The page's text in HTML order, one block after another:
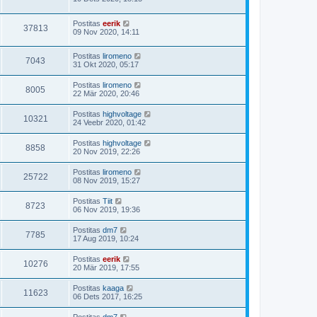
37813 Postitas eerik
09 Nov 2020, 14:11
7043 Postitas liromeno
31 Okt 2020, 05:17
8005 Postitas liromeno
22 Mär 2020, 20:46
10321 Postitas highvoltage
24 Veebr 2020, 01:42
8858 Postitas highvoltage
20 Nov 2019, 22:26
25722 Postitas liromeno
08 Nov 2019, 15:27
8723 Postitas Tiit
06 Nov 2019, 19:36
7785 Postitas dm7
17 Aug 2019, 10:24
10276 Postitas eerik
20 Mär 2019, 17:55
11623 Postitas kaaga
06 Dets 2017, 16:25